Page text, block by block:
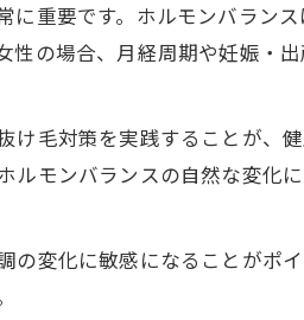
毛対策と運動習慣の相乗効果と
毛対策のためのホルモン乱れ
重要です。ホルモンバラン
の場合、月経周期や妊娠・
毛対策を実践することが、
モンバランスの自然な変化
変化に敏感になることがポ